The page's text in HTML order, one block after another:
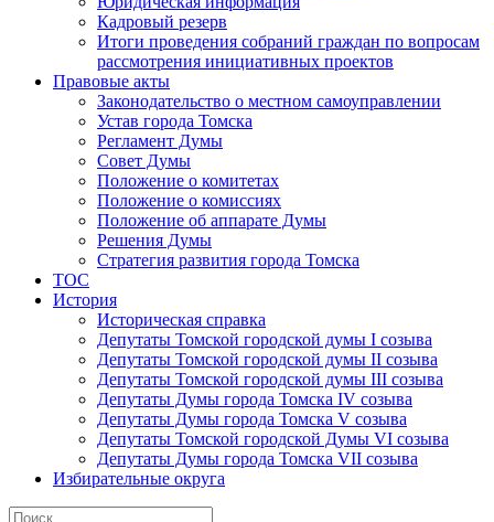
Кадровый резерв
Итоги проведения собраний граждан по вопросам
рассмотрения инициативных проектов
Правовые акты
Законодательство о местном самоуправлении
Устав города Томска
Регламент Думы
Совет Думы
Положение о комитетах
Положение о комиссиях
Положение об аппарате Думы
Решения Думы
Стратегия развития города Томска
ТОС
История
Историческая справка
Депутаты Томской городской думы I созыва
Депутаты Томской городской думы II созыва
Депутаты Томской городской думы III созыва
Депутаты Думы города Томска IV созыва
Депутаты Думы города Томска V созыва
Депутаты Томской городской Думы VI созыва
Депутаты Думы города Томска VII созыва
Избирательные округа